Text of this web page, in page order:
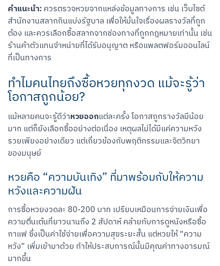
คำแนะนำ: ควรตรวจหวยจากแหล่งข้อมูลทางการ เช่น เว็บไซต์
สำนักงานสลากกินแบ่งรัฐบาล เพื่อให้มั่นใจเรื่องผลรางวัลที่ถูก
ต้อง และควรเลือกซื้อสลากจากช่องทางที่ถูกกฎหมายเท่านั้น เช่น
ร้านค้าตัวแทนจำหน่ายที่ได้รับอนุญาต หรือแพลตฟอร์มออนไลน์
ที่เป็นทางการ
ทำไมคนไทยถึงซื้อหวยทุกงวด แม้จะรู้ว่า
โอกาสถูกน้อย?
แม้หลายคนจะรู้ดีว่าหวยออกแต่ละครั้ง โอกาสถูกรางวัลมีน้อย
มาก แต่ก็ยังเลือกซื้ออย่างต่อเนื่อง เหตุผลไม่ได้มีแค่ความหวัง
รวยเพียงอย่างเดียว แต่เกี่ยวข้องกับพฤติกรรมและจิตวิทยา
ของมนุษย์
หวยคือ “ความบันเทิง” ที่มาพร้อมกับให้ความ
หวังและความฝัน
การซื้อหวยงวดละ 80-200 บาท เปรียบเหมือนการจ่ายเงินเพื่อ
ความตื่นเต้นที่ยาวนานถึง 2 สัปดาห์ คล้ายกับการดูหนังหรือซื้อ
กาแฟ ซึ่งเป็นค่าใช้จ่ายเพื่อความสุขระยะสั้น แต่หวยให้ “ความ
หวัง” เพิ่มเข้ามาด้วย ทำให้ประสบการณ์นั้นมีคุณค่าทางอารมณ์
มากขึ้น